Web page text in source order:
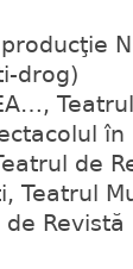
producţie
de
Teatrul